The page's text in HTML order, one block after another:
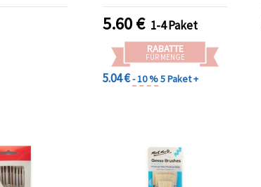
5.60€ 1-4 Paket
RABATTE
FÜR MENGE
5.04 €- 10 %5 Paket +